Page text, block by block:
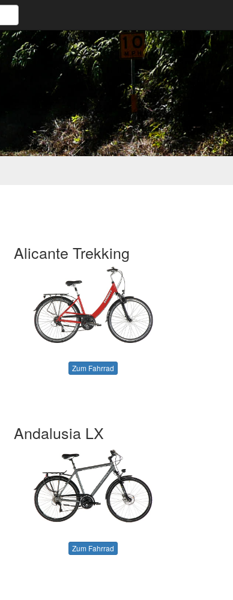
Alicante Trekking
Zum Fahrrad
Andalusia LX
Zum Fahrrad